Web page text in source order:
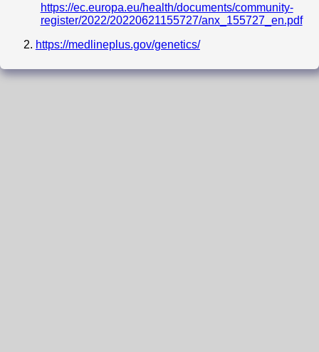
https://ec.europa.eu/health/documents/community-
register/2022/20220621155727/anx_155727_en.pdf
2. https://medlineplus.gov/genetics/